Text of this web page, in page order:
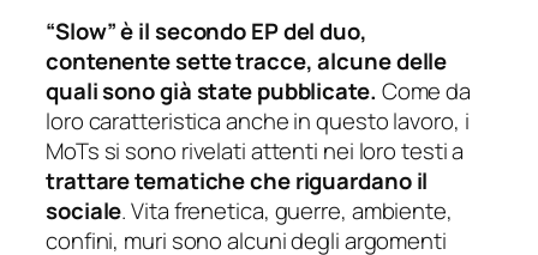
“Slow” è il secondo EP del duo,
contenente sette tracce, alcune delle
quali sono già state pubblicate. Come da
loro caratteristica anche in questo lavoro, i
MoTs si sono rivelati attenti nei loro testi a
trattare tematiche che riguardano il
sociale. Vita frenetica, guerre, ambiente,
confini, muri sono alcuni degli argomenti